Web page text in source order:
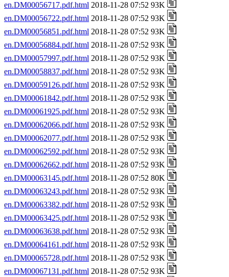
en.DM00056717.pdf.html 2018-11-28 07:52 93K
en.DM00056722.pdf.html 2018-11-28 07:52 93K
en.DM00056851.pdf.html 2018-11-28 07:52 93K
en.DM00056884.pdf.html 2018-11-28 07:52 93K
en.DM00057997.pdf.html 2018-11-28 07:52 93K
en.DM00058837.pdf.html 2018-11-28 07:52 93K
en.DM00059126.pdf.html 2018-11-28 07:52 93K
en.DM00061842.pdf.html 2018-11-28 07:52 93K
en.DM00061925.pdf.html 2018-11-28 07:52 93K
en.DM00062066.pdf.html 2018-11-28 07:52 93K
en.DM00062077.pdf.html 2018-11-28 07:52 93K
en.DM00062592.pdf.html 2018-11-28 07:52 93K
en.DM00062662.pdf.html 2018-11-28 07:52 93K
en.DM00063145.pdf.html 2018-11-28 07:52 80K
en.DM00063243.pdf.html 2018-11-28 07:52 93K
en.DM00063382.pdf.html 2018-11-28 07:52 93K
en.DM00063425.pdf.html 2018-11-28 07:52 93K
en.DM00063638.pdf.html 2018-11-28 07:52 93K
en.DM00064161.pdf.html 2018-11-28 07:52 93K
en.DM00065728.pdf.html 2018-11-28 07:52 93K
en.DM00067131.pdf.html 2018-11-28 07:52 93K